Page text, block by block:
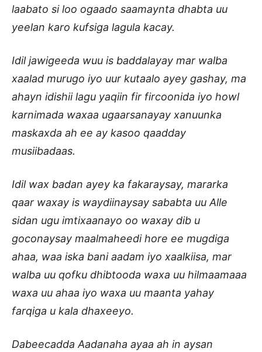
laabato si loo ogaado saamaynta dhabta uu
yeelan karo kufsiga lagula kacay.
Idil jawigeeda wuu is baddalayay mar walba
xaalad murugo iyo uur kutaalo ayey gashay, ma
ahayn idishii lagu yaqiin fir fircoonida iyo howl
karnimada waxaa ugaarsanayay xanuunka
maskaxda ah ee ay kasoo qaadday
musiibadaas.
Idil wax badan ayey ka fakaraysay, mararka
qaar waxay is waydiinaysay sababta uu Alle
sidan ugu imtixaanayo oo waxay dib u
goconaysay maalmaheedi hore ee mugdiga
ahaa, waa iska bani aadam iyo xaalkiisa, mar
walba uu qofku dhibtooda waxa uu hilmaamaaa
waxa uu ahaa iyo waxa uu maanta yahay
farqiga u kala dhaxeeyo.
Dabeecadda Aadanaha ayaa ah in aysan